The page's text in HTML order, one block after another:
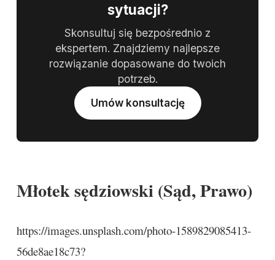
sytuacji?
Skonsultuj się bezpośrednio z
ekspertem. Znajdziemy najlepsze
rozwiązanie dopasowane do twoich
potrzeb.
Umów konsultację
Młotek sędziowski (Sąd, Prawo)
https://images.unsplash.com/photo-1589829085413-
56de8ae18c73?